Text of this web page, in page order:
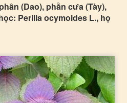
(Dao), phằn cưa (Tày),
Perilla ocymoides L., họ